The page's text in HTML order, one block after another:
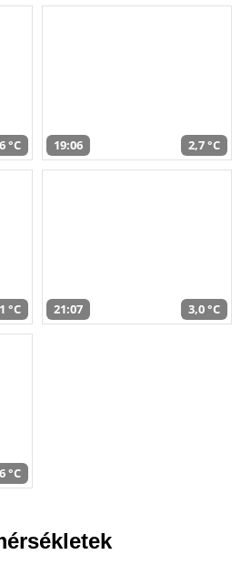
°C 19:06 2,7 °C
°C 21:07 3,0 °C
°C